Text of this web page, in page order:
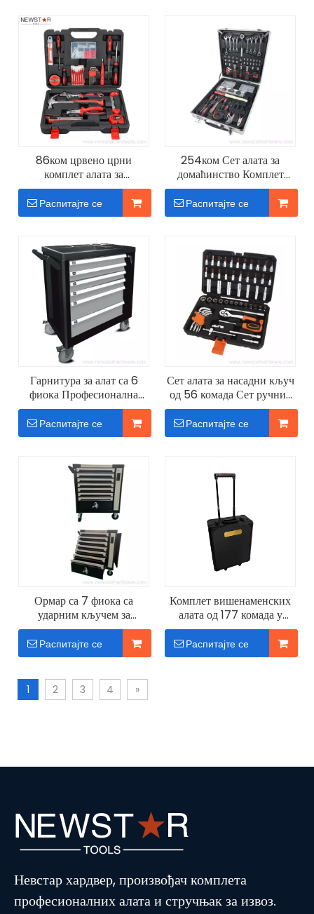
86ком црвено црни
комплет алата за
домаћинство
Распитајте се
254ком Сет алата за
домаћинство Комплет
професионалних алата
ОЕМ
Распитајте се
Гарнитура за алат са 6
фиока Професионална
поправка аутомобила
Распитајте се
Сет алата за насадни кључ
од 56 комада Сет ручних
алата
Распитајте се
Ормар са 7 фиока са
ударним кључем за
електрични алат
Распитајте се
Комплет вишенаменских
алата од 177 комада у
алуминијумском кућишту
Распитајте се
1 2 3 4 »
Невстар хардвер, произвођач комплета
професионалних алата и стручњак за извоз.